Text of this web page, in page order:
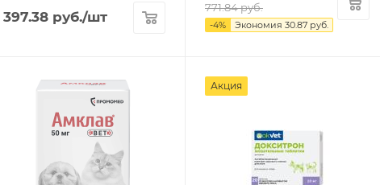
397.38 руб./шт
771.84руб.
-4% Экономия 30.87 руб.
Акция